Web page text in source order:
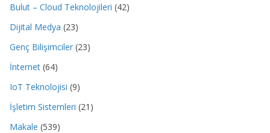
Bulut – Cloud Teknolojileri (42)
Dijital Medya (23)
Genç Bilişimciler (23)
İnternet (64)
IoT Teknolojisi (9)
İşletim Sistemleri (21)
Makale (539)